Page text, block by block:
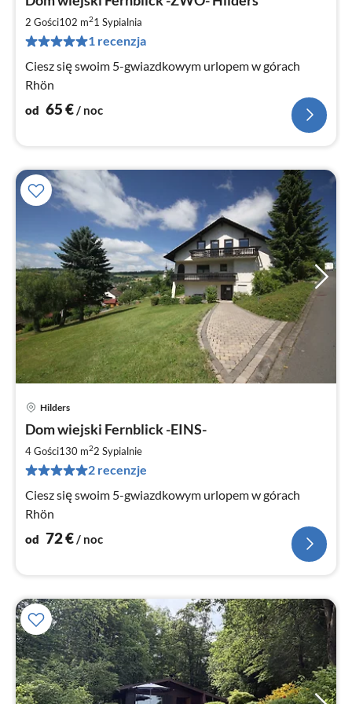
2 Gości102 m21 Sypialnia
1 recenzja
Ciesz się swoim 5-gwiazdkowym urlopem w górach
Rhön
od 65€/ noc
Hilders
Dom wiejski Fernblick -EINS-
4 Gości130 m22 Sypialnie
2 recenzje
Ciesz się swoim 5-gwiazdkowym urlopem w górach
Rhön
od 72€/ noc